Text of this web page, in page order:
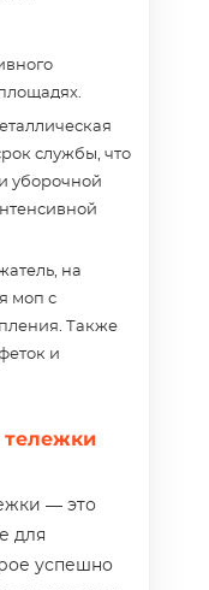
службы, что
уборочной
на
моп с
Также
и
— это
для
успешно